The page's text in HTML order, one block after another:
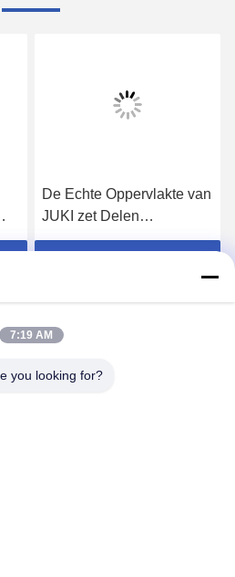
De Echte Oppervlakte van
JUKI zet Delen
E23269980A0 ATC
ATC 740 op
7:19 AM
you looking for?